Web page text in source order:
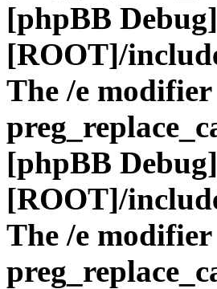
[phpBB
[ROOT]/
The /e
[phpBB
[ROOT]/
The /e